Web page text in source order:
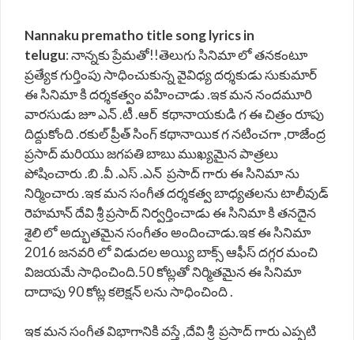
Nannaku prematho title song lyrics in
telugu: నాన్నకు ప్రేమతో!!తెలుగు సినిమా లో తనకంటూ
ప్రత్యేక గుర్తింపు సాధించుకున్న వైవిధ్య దర్శకుడు సుకుమార్
ఈ సినిమా కి దర్శకత్వం వహించాడు .ఇక మన నందమూరి
వారసుడు జూ ఎన్ .టీ .ఆర్ కథానాయకుడి గ ఈ చిత్రం రూపు
దిద్దుకోంది .రకుల్ ప్రీత్ సింగ్ కథానాయిక గ నటించగా ,రాజేంద్ర
ప్రసాద్ మరియు జగపతి బాబు ముఖ్యమైన పాత్రలు
పోషించారు .బి .వీ .ఎస్ .ఎన్ ప్రసాద్ గారు ఈ సినిమా ను
నిర్మించారు .ఇక మన సంగీత దర్శకత్వ బాధ్యతలను టాలీవుడ్
రెహమాన్ దేవి శ్రీ ప్రసాద్ నిర్వర్తించాడు ఈ సినిమా కి తనదైన
శైలి లో అద్భుతమైన సంగీతం అందించాడు.ఇక ఈ సినిమా
2016 జనవరి లో విడుదల అయ్యి బాక్స్ ఆఫీస్ దగ్గర మంచి
విజయమే సాధించింది.50 కోట్లతో నిర్మితమైన ఈ సినిమా
దాదాపు 90 కోట్ల కలెక్షన్ లను సాధించింది .
ఇక మన సంగీత విభాగానికి వస్తే ,దేవి శ్రీ ప్రసాద్ గారు ఎప్పటి